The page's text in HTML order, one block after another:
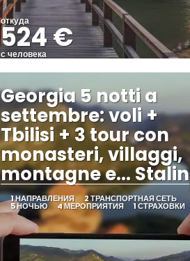
откуда
524 €
с человека
Видеть
Georgia 5 notti a
settembre: voli +
Tbilisi + 3 tour con
monasteri, villaggi,
montagne e... Stalin
1 НАПРАВЛЕНИЯ 2 ТРАНСПОРТНАЯ СЕТЬ
5 НОЧЬЮ 4 МЕРОПРИЯТИЯ 1 СТРАХОВКИ